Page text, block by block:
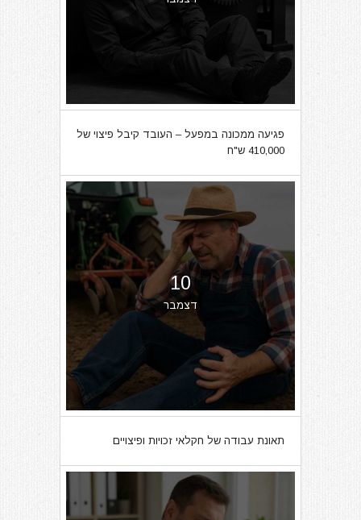
פגיעה ממכונה במפעל – העובד קיבל פיצוי של
410,000 ש"ח
10
דצמבר
תאונת עבודה של חקלאי זכויות ופיצויים